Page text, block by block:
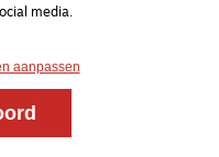
media.
aanpassen